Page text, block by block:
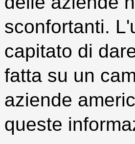
sconfortanti.
capitato di
fatta su un
aziende
queste